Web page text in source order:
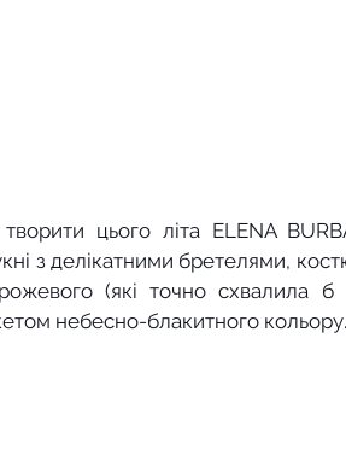
цього літа ELENA
з делікатними бретелями,
рожевого (які точно схвалила
небесно-блакитного